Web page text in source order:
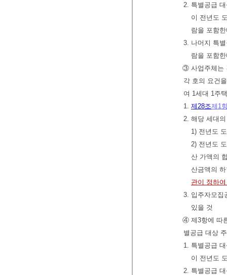
2. 특별공급
이 전년도
람을 포함
3. 나머지 특
람을 포함
③ 사업주체는
각 호의 요건
여 1세대 1주
1. 제28조제1
2. 해당 세대
1) 전년도
2) 전년도
산 가액의
산금액의
관이 정하
3. 입주자모집
있을 것
④ 제3항에 따
별공급 대상
1. 특별공급
이 전년도
2. 특별공급